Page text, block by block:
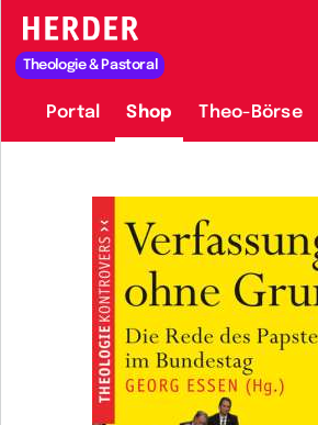
HERDER-MENÜ
Theologie & Pastoral
Portal Shop Theo-Börse